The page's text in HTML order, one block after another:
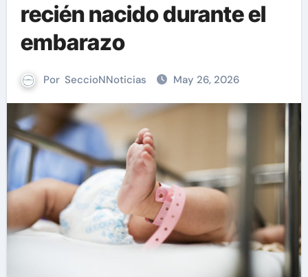
recién nacido durante el
embarazo
Por SeccioNNoticias May 26, 2026